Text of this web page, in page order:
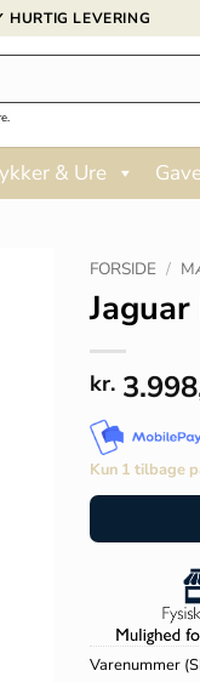
HURTIG LEVERING
& Ure
FORSIDE /
kr.
Kun 1 tilbage
Varenummer